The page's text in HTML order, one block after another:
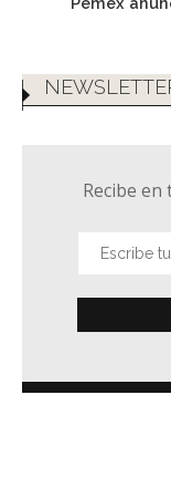
Recibe